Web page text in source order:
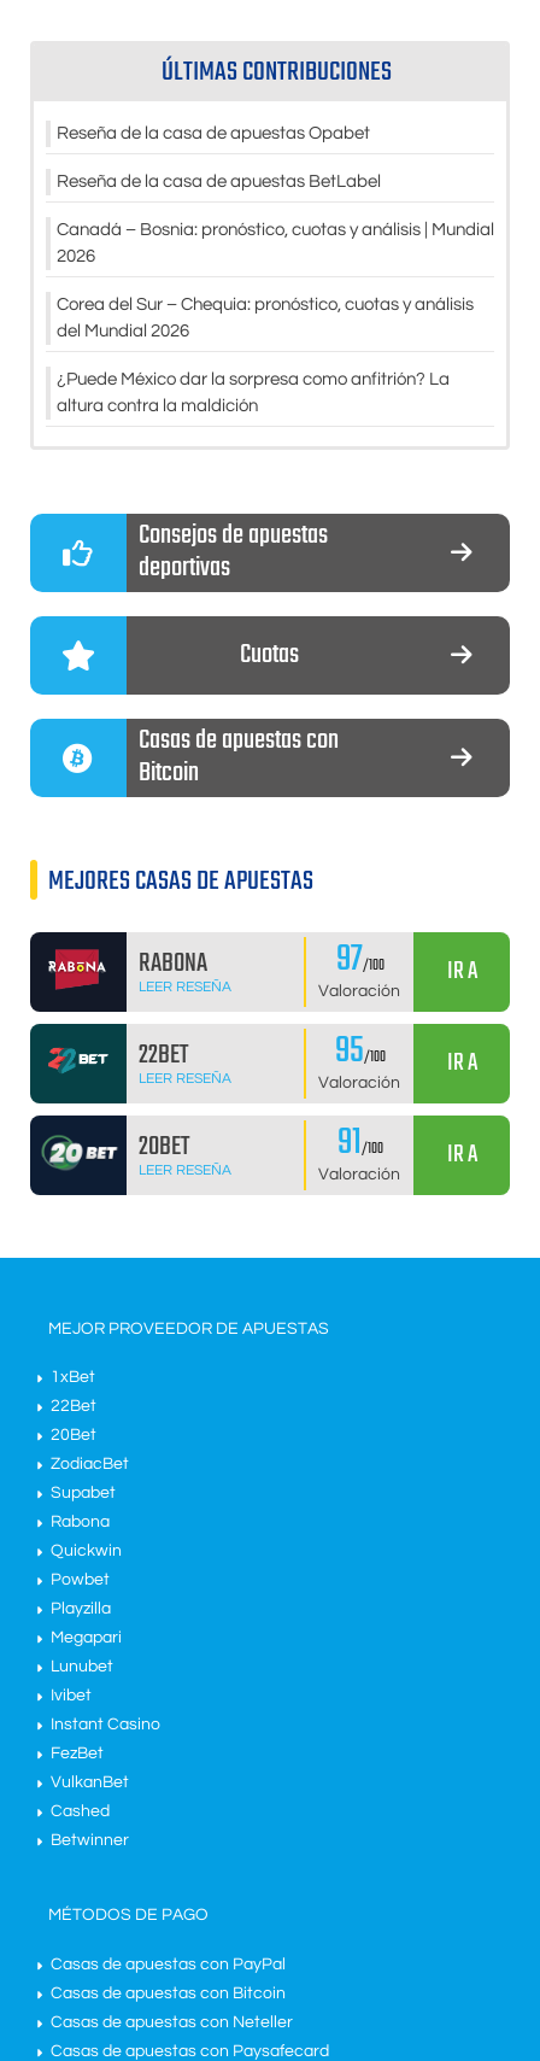
ÚLTIMAS CONTRIBUCIONES
Reseña de la casa de apuestas Opabet
Reseña de la casa de apuestas BetLabel
Canadá – Bosnia: pronóstico, cuotas y análisis | Mundial
2026
Corea del Sur – Chequia: pronóstico, cuotas y análisis
del Mundial 2026
¿Puede México dar la sorpresa como anfitrión? La
altura contra la maldición
Consejos de apuestas
deportivas
Cuotas
Casas de apuestas con
Bitcoin
MEJORES CASAS DE APUESTAS
RABONA
LEER RESEÑA 97/100
Valoración
IR A
22BET
LEER RESEÑA 95/100
Valoración
IR A
20BET
LEER RESEÑA 91/100
Valoración
IR A
MEJOR PROVEEDOR DE APUESTAS
1xBet
22Bet
20Bet
ZodiacBet
Supabet
Rabona
Quickwin
Powbet
Playzilla
Megapari
Lunubet
Ivibet
Instant Casino
FezBet
VulkanBet
Cashed
Betwinner
MÉTODOS DE PAGO
Casas de apuestas con PayPal
Casas de apuestas con Bitcoin
Casas de apuestas con Neteller
Casas de apuestas con Paysafecard